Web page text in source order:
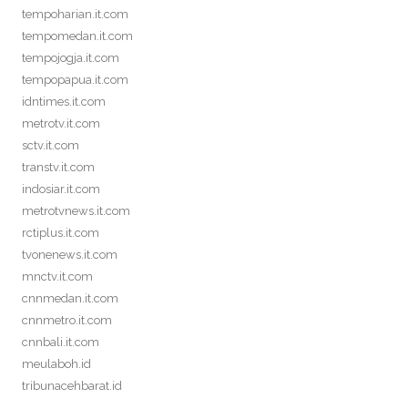
tempoharian.it.com
tempomedan.it.com
tempojogja.it.com
tempopapua.it.com
idntimes.it.com
metrotv.it.com
sctv.it.com
transtv.it.com
indosiar.it.com
metrotvnews.it.com
rctiplus.it.com
tvonenews.it.com
mnctv.it.com
cnnmedan.it.com
cnnmetro.it.com
cnnbali.it.com
meulaboh.id
tribunacehbarat.id